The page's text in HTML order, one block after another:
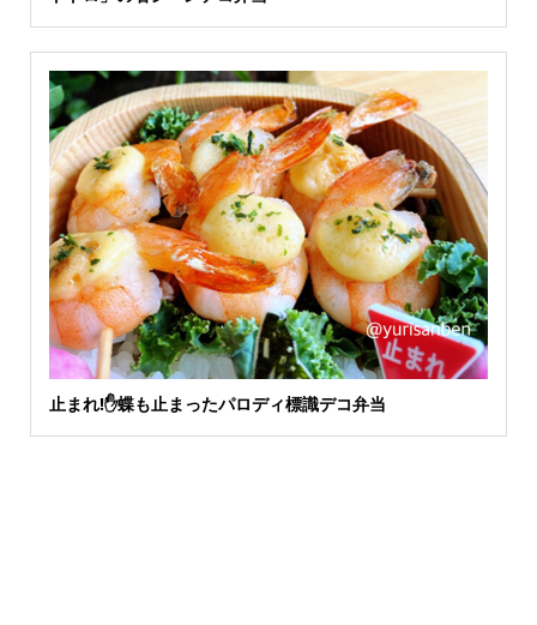
止まれ!✋蝶も止まったパロディ標識デコ弁当